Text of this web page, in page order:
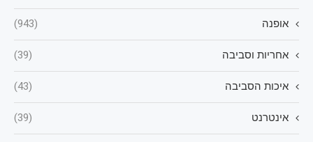
אופנה (943)
אחריות וסביבה (39)
איכות הסביבה (43)
אינטרנט (39)